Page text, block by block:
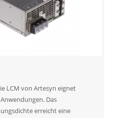
LCM von Artesyn eignet
Das
erreicht eine